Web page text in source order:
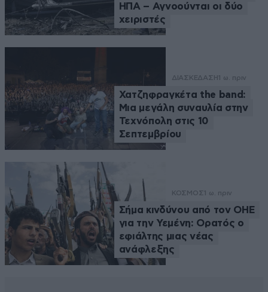
ΗΠΑ – Αγνοούνται οι δύο
χειριστές
ΔΙΑΣΚΕΔΑΣΗ 1 ω. πριν
Χατζηφραγκέτα the band:
Μια μεγάλη συναυλία στην
Τεχνόπολη στις 10
Σεπτεμβρίου
ΚΟΣΜΟΣ 1 ω. πριν
Σήμα κινδύνου από τον ΟΗΕ
για την Υεμένη: Ορατός ο
εφιάλτης μιας νέας
ανάφλεξης